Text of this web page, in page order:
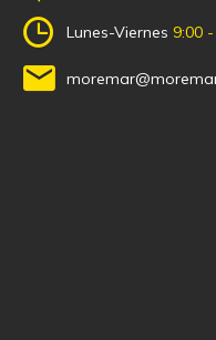
Lunes-Viernes 9:00